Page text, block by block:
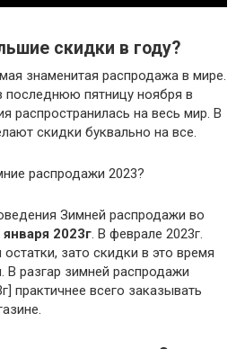
скидки в году?
знаменитая распродажа в мире.
последнюю пятницу ноября в
распространилась на весь мир. В
скидки буквально на все.
распродажи 2023?
Зимней распродажи во
2023г. В феврале 2023г.
зато скидки в это время
В разгар зимней распродажи
практичнее всего заказывать